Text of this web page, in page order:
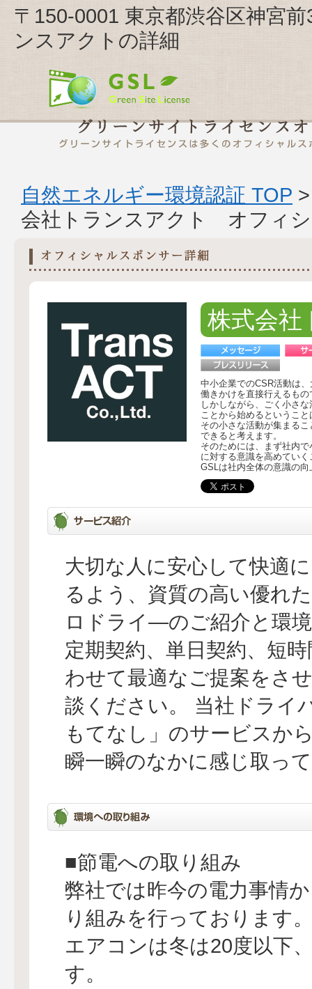
〒150-0001 東京都渋谷区神宮
ンスアクトの詳細
自然エネルギー環境認証 TOP
会社トランスアクト オフィ
株式会社
中小企業でのCSR活動は
働きかけを直接行えるも
しかしながら、ごく小さ
ことから始めるということ
その小さな活動が集まる
できると考えます。
そのためには、まず社内
に対する意識を高めてい
GSLは社内全体の意識の
大切な人に安心して快適
るよう、資質の高い優れ
ロドライ―のご紹介と環
定期契約、単日契約、短
わせて最適なご提案をさ
談ください。 当社ドライ
もてなし」のサービスか
瞬一瞬のなかに感じ取っ
■節電への取り組み
弊社では昨今の電力事情
り組みを行っております
エアコンは冬は20度以下
す。